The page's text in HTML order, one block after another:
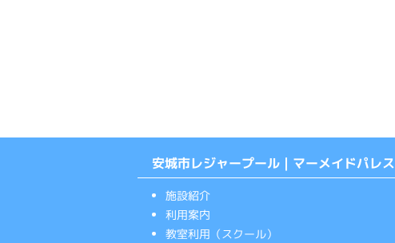
安城市レジャープール｜マーメイドパレス
施設紹介
利用案内
教室利用（スクール）